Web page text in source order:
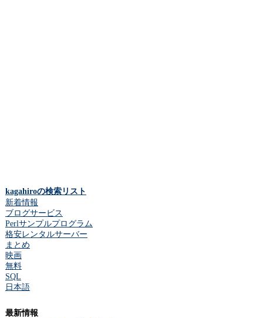
kagahiroの検索リスト
新着情報
ブログサービス
Perlサンプルプログラム
格安レンタルサーバー
まとめ
映画
無料
SQL
日本語
最新情報